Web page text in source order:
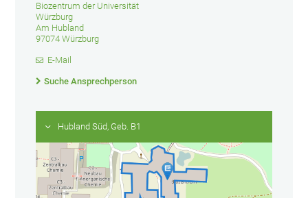
Biozentrum der Universität
Würzburg
Am Hubland
97074 Würzburg
E-Mail
Suche Ansprechperson
Hubland Süd, Geb. B1